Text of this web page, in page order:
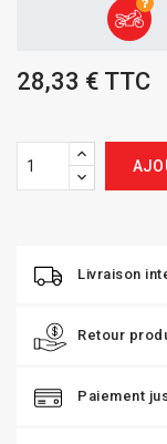
28,33 € TTC
Livraison
Retour
Paiement